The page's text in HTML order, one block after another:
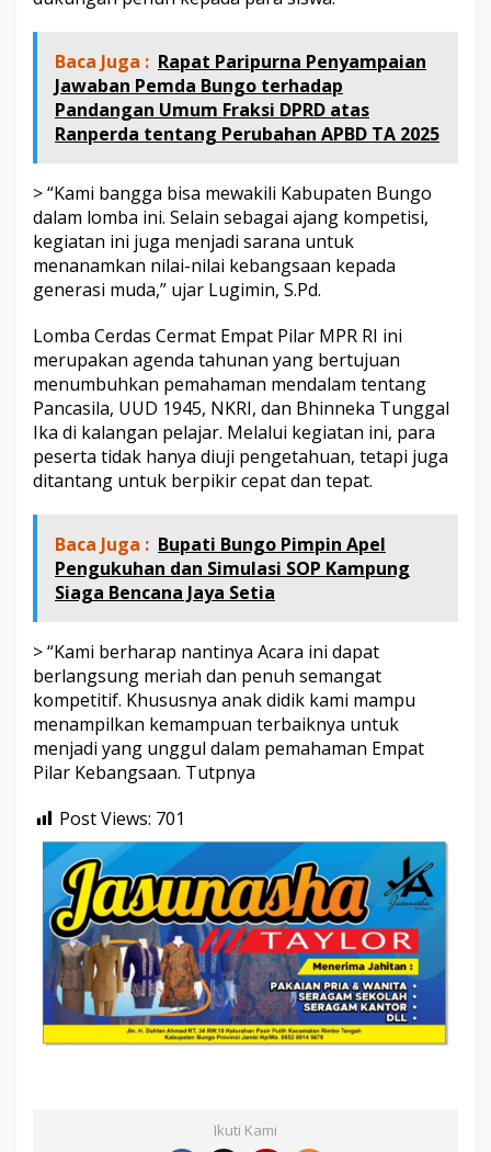
Baca Juga : Rapat Paripurna Penyampaian
Jawaban Pemda Bungo terhadap
Pandangan Umum Fraksi DPRD atas
Ranperda tentang Perubahan APBD TA 2025
> “Kami bangga bisa mewakili Kabupaten Bungo
dalam lomba ini. Selain sebagai ajang kompetisi,
kegiatan ini juga menjadi sarana untuk
menanamkan nilai-nilai kebangsaan kepada
generasi muda,” ujar Lugimin, S.Pd.
Lomba Cerdas Cermat Empat Pilar MPR RI ini
merupakan agenda tahunan yang bertujuan
menumbuhkan pemahaman mendalam tentang
Pancasila, UUD 1945, NKRI, dan Bhinneka Tunggal
Ika di kalangan pelajar. Melalui kegiatan ini, para
peserta tidak hanya diuji pengetahuan, tetapi juga
ditantang untuk berpikir cepat dan tepat.
Baca Juga : Bupati Bungo Pimpin Apel
Pengukuhan dan Simulasi SOP Kampung
Siaga Bencana Jaya Setia
> “Kami berharap nantinya Acara ini dapat
berlangsung meriah dan penuh semangat
kompetitif. Khususnya anak didik kami mampu
menampilkan kemampuan terbaiknya untuk
menjadi yang unggul dalam pemahaman Empat
Pilar Kebangsaan. Tutpnya
Post Views: 701
Ikuti Kami